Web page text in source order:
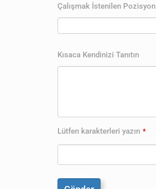
Business
Email *
Çalışmak İstenilen Pozisyon
Kısaca Kendinizi Tanıtın
Lütfen karakterleri yazın *